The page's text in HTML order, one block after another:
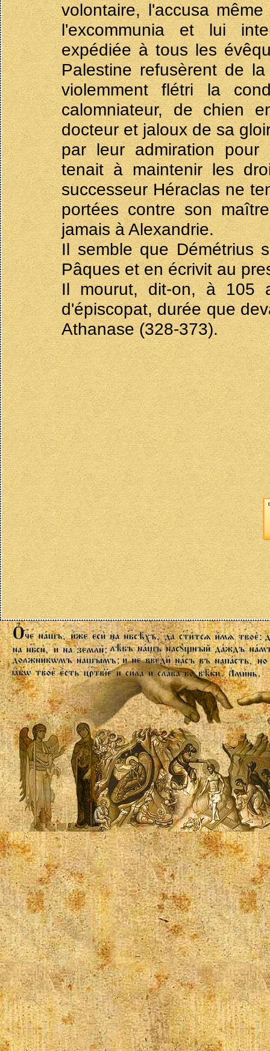
volontaire, l'accusa
l'excommunia et lui
expédiée à tous les
Palestine refusèrent de
violemment flétri la
calomniateur, de chien
docteur et jaloux de sa
par leur admiration pour
tenait à maintenir les
successeur Héraclas ne
portées contre son
jamais à Alexandrie.
Il semble que Démétrius
Pâques et en écrivit au
Il mourut, dit-on, à 105
d'épiscopat, durée que
Athanase (328-373).